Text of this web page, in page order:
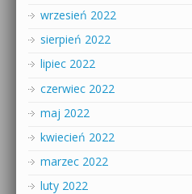
wrzesień 2022
sierpień 2022
lipiec 2022
czerwiec 2022
maj 2022
kwiecień 2022
marzec 2022
luty 2022